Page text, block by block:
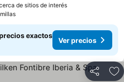
de sitios de interés
exactos
Ver precios
Compartir